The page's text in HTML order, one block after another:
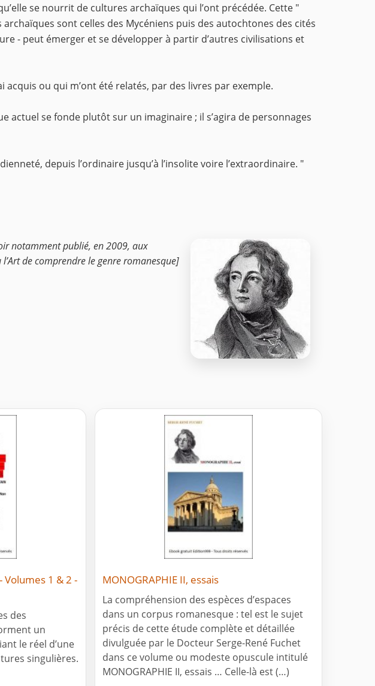
se nourrit de cultures archaïques qui l’ont précédée. Cette "
sont celles des Mycéniens puis des autochtones des cités
- peut émerger et se développer à partir d’autres civilisations et
acquis ou qui m’ont été relatés, par des livres par exemple.
actuel se fonde plutôt sur un imaginaire ; il s’agira de personnages
depuis l’ordinaire jusqu’à l’insolite voire l’extraordinaire. "
notamment publié, en 2009, aux
de comprendre le genre romanesque]
- Volumes 1 & 2 -
des
un
le réel d’une
singulières.
MONOGRAPHIE II, essais
La compréhension des espèces d’espaces
dans un corpus romanesque : tel est le sujet
précis de cette étude complète et détaillée
divulguée par le Docteur Serge-René Fuchet
dans ce volume ou modeste opuscule intitulé
MONOGRAPHIE II, essais … Celle-là est (…)